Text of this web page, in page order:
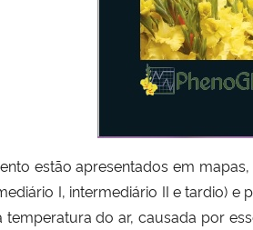
estão apresentados em
I, intermediário II e tardio)
temperatura do ar, causada por